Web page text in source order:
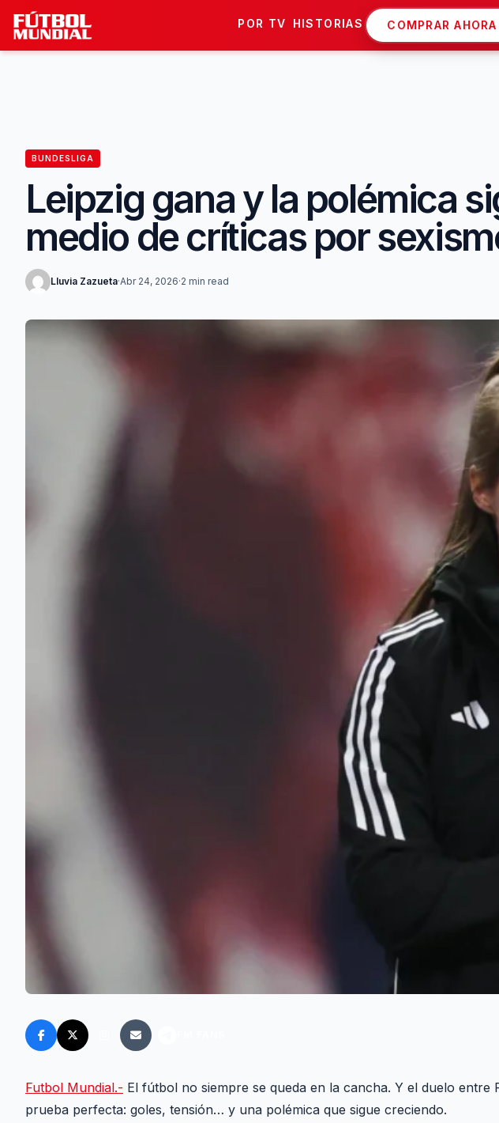
Skip to content
POR TV HISTORIAS COMPRAR AHORA
BUNDESLIGA
Leipzig gana y la polémica
medio de críticas por
Lluvia Zazueta·Abr 24, 2026·2 min read
Futbol Mundial.- El fútbol no siempre se queda en la cancha. Y el duelo entre
prueba perfecta: goles, tensión… y una polémica que sigue creciendo.